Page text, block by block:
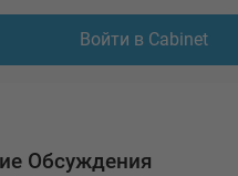
Войти в Cabinet
Обсуждения